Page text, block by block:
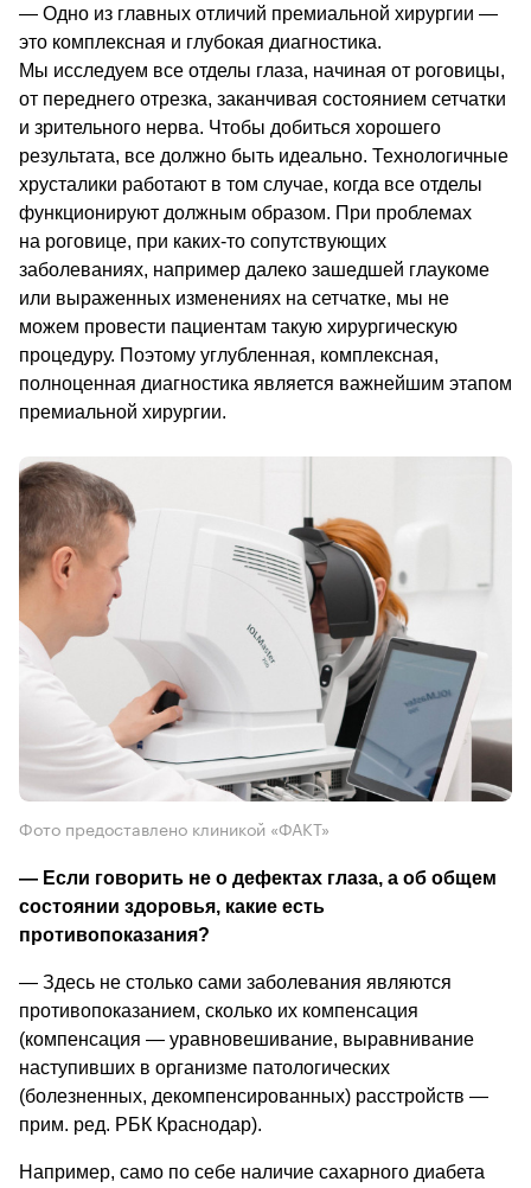
— Одно из главных отличий премиальной хирургии —
это комплексная и глубокая диагностика.
Мы исследуем все отделы глаза, начиная от роговицы,
от переднего отрезка, заканчивая состоянием сетчатки
и зрительного нерва. Чтобы добиться хорошего
результата, все должно быть идеально. Технологичные
хрусталики работают в том случае, когда все отделы
функционируют должным образом. При проблемах
на роговице, при каких-то сопутствующих
заболеваниях, например далеко зашедшей глаукоме
или выраженных изменениях на сетчатке, мы не
можем провести пациентам такую хирургическую
процедуру. Поэтому углубленная, комплексная,
полноценная диагностика является важнейшим этапом
премиальной хирургии.
Фото предоставлено клиникой «ФАКТ»
— Если говорить не о дефектах глаза, а об общем
состоянии здоровья, какие есть
противопоказания?
— Здесь не столько сами заболевания являются
противопоказанием, сколько их компенсация
(компенсация — уравновешивание, выравнивание
наступивших в организме патологических
(болезненных, декомпенсированных) расстройств —
прим. ред. РБК Краснодар).
Например, само по себе наличие сахарного диабета